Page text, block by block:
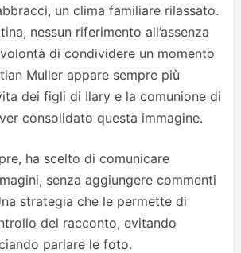
un clima familiare rilassato.
nessun riferimento all’assenza
di condividere un momento
Muller appare sempre più
dei figli di Ilary e la comunione di
consolidato questa immagine.
ha scelto di comunicare
senza aggiungere commenti
strategia che le permette di
del racconto, evitando
parlare le foto.